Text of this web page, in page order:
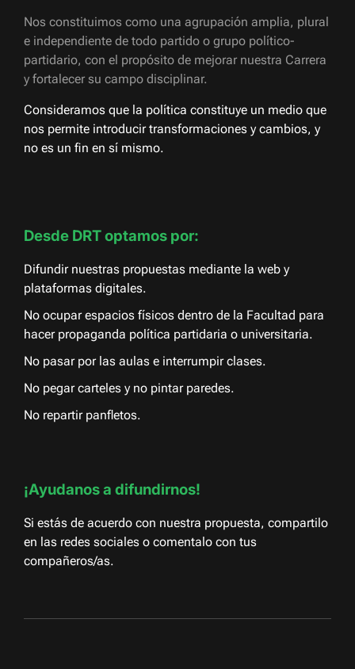
Nos constituimos como una agrupación amplia, plural
e independiente de todo partido o grupo político-
partidario, con el propósito de mejorar nuestra Carrera
y fortalecer su campo disciplinar.
Consideramos que la política constituye un medio que
nos permite introducir transformaciones y cambios, y
no es un fin en sí mismo.
Desde DRT optamos por:
Difundir nuestras propuestas mediante la web y
plataformas digitales.
No ocupar espacios físicos dentro de la Facultad para
hacer propaganda política partidaria o universitaria.
No pasar por las aulas e interrumpir clases.
No pegar carteles y no pintar paredes.
No repartir panfletos.
¡Ayudanos a difundirnos!
Si estás de acuerdo con nuestra propuesta, compartilo
en las redes sociales o comentalo con tus
compañeros/as.